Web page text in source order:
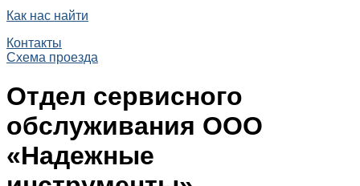
Как нас найти
Контакты
Схема проезда
Отдел сервисного
обслуживания ООО
«Надежные